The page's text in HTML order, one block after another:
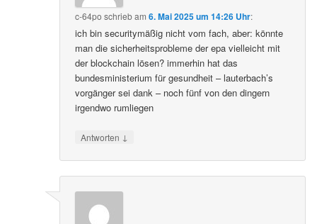
c-64po schriebam6. Mai 2025 um 14:26 Uhr:
ich bin securitymäßig nicht vom fach, aber: könnte
man die sicherheitsprobleme der epa vielleicht mit
der blockchain lösen? immerhin hat das
bundesministerium für gesundheit – lauterbach’s
vorgänger sei dank – noch fünf von den dingern
irgendwo rumliegen
Antworten ↓